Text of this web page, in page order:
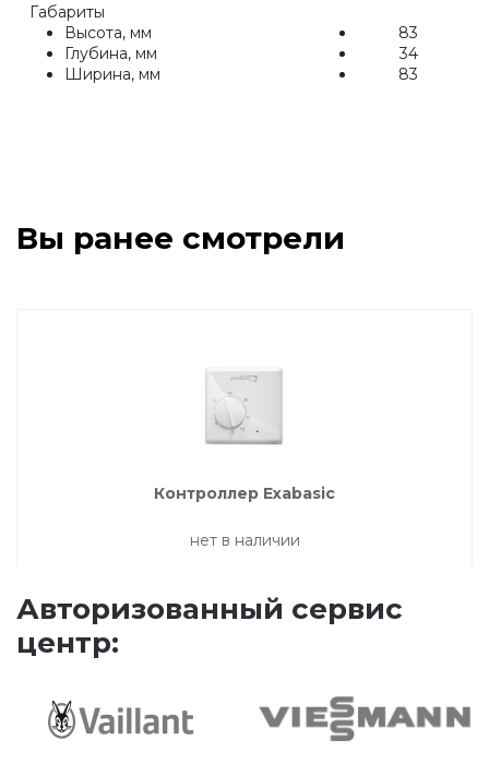
Напольные конденсационные котлы
Электрические водонагреватели Ferroli
Алюминиевые радиаторы Ferroli
Габариты
Высота, мм
Глубина, мм
Ширина, мм
83
34
83
Вы ранее смотрели
Контроллер Exabasic
нет в наличии
Авторизованный сервис
центр: